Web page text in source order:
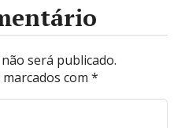
será publicado.
com*